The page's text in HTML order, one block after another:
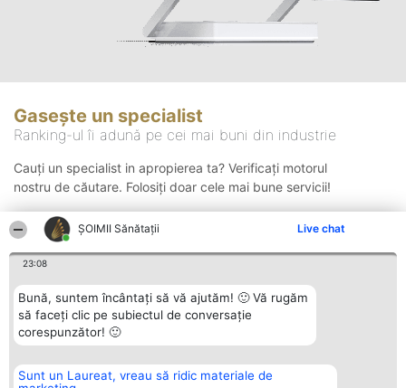
ŞOIMII Sănătații Live chat
23:08
Bună, suntem încântați să vă ajutăm! 🙂 Vă rugăm
să faceți clic pe subiectul de conversație
corespunzător! 🙂
Sunt un Laureat, vreau să ridic materiale de
Gasește un specialist
Ranking-ul îi adună pe cei mai buni din industrie
Cauți un specialist in apropierea ta? Verificați motorul
nostru de căutare. Folosiți doar cele mai bune servicii!
Organizator Ranking Plebiscyt Contact